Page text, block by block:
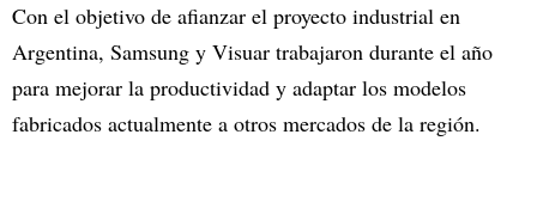
Con el objetivo de afianzar el proyecto industrial en
Argentina, Samsung y Visuar trabajaron durante el año
para mejorar la productividad y adaptar los modelos
fabricados actualmente a otros mercados de la región.